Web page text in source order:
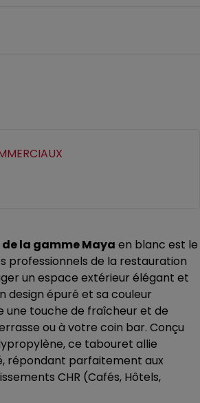
la gamme Maya en blanc est le
professionnels de la restauration
un espace extérieur élégant et
design épuré et sa couleur
une touche de fraîcheur et de
ou à votre coin bar. Conçu
ce tabouret allie
répondant parfaitement aux
CHR (Cafés, Hôtels,